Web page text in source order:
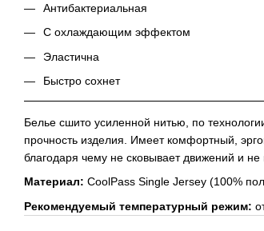
Антибактериальная
С охлаждающим эффектом
Эластична
Быстро сохнет
Белье сшито усиленной нитью, по
прочность изделия. Имеет комфортный,
благодаря чему не сковывает движений и
Материал: CoolPass Single Jersey (100%
Рекомендуемый температурный режим: